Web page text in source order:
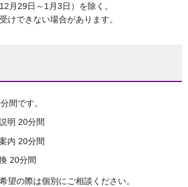
月29日～1月3日）を除く。
けできない場合があります。
間です。
明 20分間
内 20分間
20分間
望の際は個別にご相談ください。